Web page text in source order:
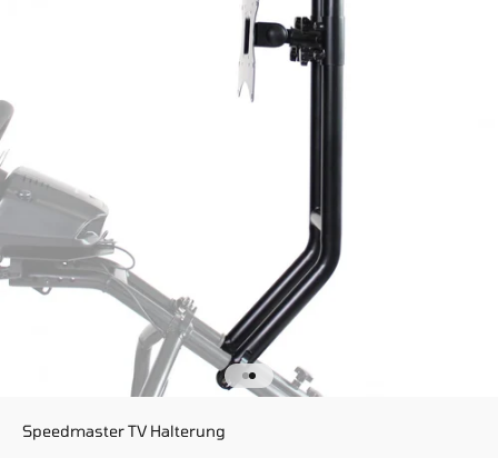
Gehe zu Element 1
Gehe zu Element 2
Speedmaster TV Halterung